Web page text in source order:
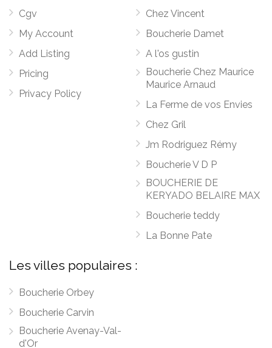
Cgv
My Account
Add Listing
Pricing
Privacy Policy
Chez Vincent
Boucherie Damet
A l'os gustin
Boucherie Chez Maurice
Maurice Arnaud
La Ferme de vos Envies
Chez Gril
Jm Rodriguez Rémy
Boucherie V D P
BOUCHERIE DE
KERYADO BELAIRE MAX
Boucherie teddy
La Bonne Pate
Les villes populaires :
Boucherie Orbey
Boucherie Carvin
Boucherie Avenay-Val-
d'Or